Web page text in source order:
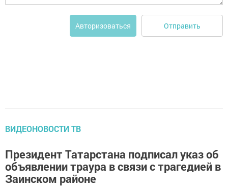
Авторизоваться Отправить
ВИДЕОНОВОСТИ ТВ
Президент Татарстана подписал указ об
объявлении траура в связи с трагедией в
Заинском районе